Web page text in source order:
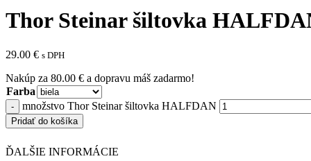
Thor Steinar šiltovka
29.00 € s DPH
Nakúp za 80.00 € a dopravu máš zadarmo!
Farba
množstvo Thor Steinar šiltovka HALFDAN
Pridať do košíka
ĎALŠIE INFORMÁCIE